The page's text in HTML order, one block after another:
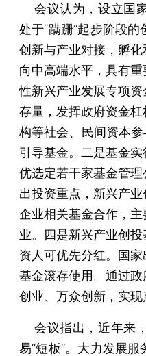
会议认为，设立国
处于“蹒跚”起步阶段
创新与产业对接，孵
向中高端水平，具有
性新兴产业发展专项
存量，发挥政府资金
构等社会、民间资本
引导基金。二是基金
优选定若干家基金管
出投资重点，新兴产
企业相关基金合作，
业。四是新兴产业创
资人可优先分红。国
基金滚存使用。通过
创业、万众创新，实现
会议指出，近年来
易“短板”。大力发展